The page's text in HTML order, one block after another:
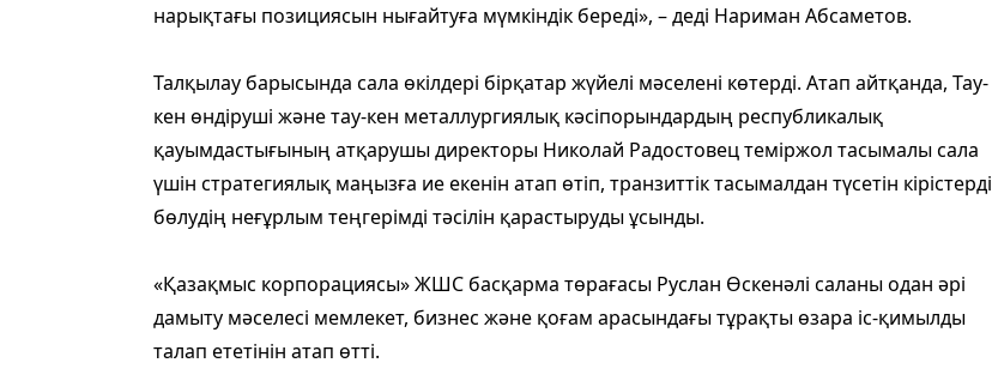
нарықтағы позициясын нығайтуға мүмкіндік береді», – деді Нариман Абсаметов.
Талқылау барысында сала өкілдері бірқатар жүйелі мәселені көтерді. Атап айтқанда, Тау-
кен өндіруші және тау-кен металлургиялық кәсіпорындардың республикалық
қауымдастығының атқарушы директоры Николай Радостовец теміржол тасымалы сала
үшін стратегиялық маңызға ие екенін атап өтіп, транзиттік тасымалдан түсетін кірістерді
бөлудің неғұрлым теңгерімді тәсілін қарастыруды ұсынды.
«Қазақмыс корпорациясы» ЖШС басқарма төрағасы Руслан Өскенәлі саланы одан әрі
дамыту мәселесі мемлекет, бизнес және қоғам арасындағы тұрақты өзара іс-қимылды
талап ететінін атап өтті.